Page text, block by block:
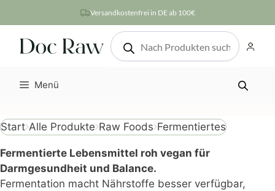
Inhalt
springen
Versandkostenfrei in DE ab 100€
Products
search
Menü
Start Alle Produkte Raw Foods Fermentiertes
Fermentierte Lebensmittel roh vegan für
Darmgesundheit und Balance.
Fermentation macht Nährstoffe besser verfügbar,